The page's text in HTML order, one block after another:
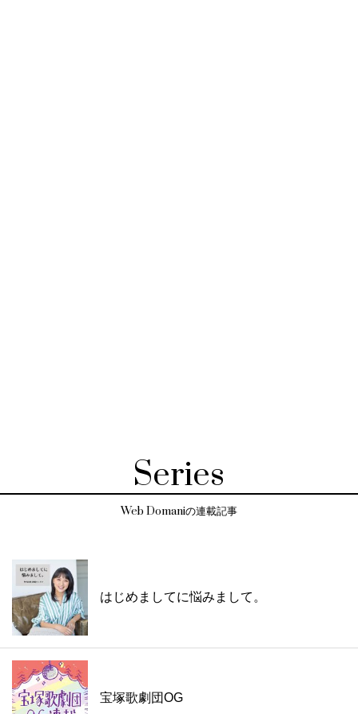
Series
Web Domaniの連載記事
はじめましてに悩みまして。
宝塚歌劇団OG